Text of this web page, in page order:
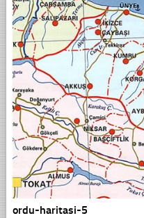
ordu-haritasi-5